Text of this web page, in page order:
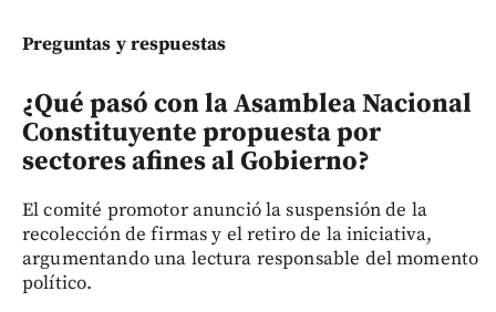
Preguntas y respuestas
¿Qué pasó con la Asamblea Nacional
Constituyente propuesta por
sectores afines al Gobierno?
El comité promotor anunció la suspensión de la
recolección de firmas y el retiro de la iniciativa,
argumentando una lectura responsable del momento
político.